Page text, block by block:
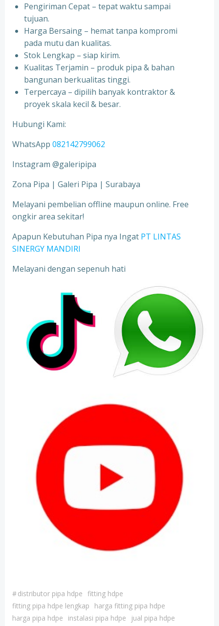
Pengiriman Cepat – tepat waktu sampai
tujuan.
Harga Bersaing – hemat tanpa kompromi
pada mutu dan kualitas.
Stok Lengkap – siap kirim.
Kualitas Terjamin – produk pipa & bahan
bangunan berkualitas tinggi.
Terpercaya – dipilih banyak kontraktor &
proyek skala kecil & besar.
Hubungi Kami:
WhatsApp 082142799062
Instagram @galeripipa
Zona Pipa | Galeri Pipa | Surabaya
Melayani pembelian offline maupun online. Free
ongkir area sekitar!
Apapun Kebutuhan Pipa nya Ingat PT LINTAS
SINERGY MANDIRI
Melayani dengan sepenuh hati
#distributor pipa hdpe fitting hdpe
fitting pipa hdpe lengkap
harga fitting pipa hdpe
harga pipa hdpe
instalasi pipa hdpe
jual pipa hdpe